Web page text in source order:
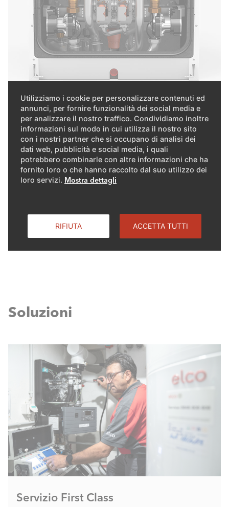
Utilizziamo i cookie per personalizzare contenuti ed
annunci, per fornire funzionalità dei social media e
per analizzare il nostro traffico. Condividiamo inoltre
informazioni sul modo in cui utilizza il nostro sito
con i nostri partner che si occupano di analisi dei
dati web, pubblicità e social media, i quali
potrebbero combinarle con altre informazioni che ha
fornito loro o che hanno raccolto dal suo utilizzo dei
loro servizi. Mostra dettagli
RIFIUTA ACCETTA TUTTI
L'integrazione di componenti essenziali all'interno della
caldaia, come la pompa e le valvole di ritegno, riduce
notevolmente i tempi di installazione, i costi e lo spazio
necessario. Grazie al nuovo regolatore intuitivo e
all'ampia gamma di accessori, l'installazione si effettua in
modo estremamente rapido e semplice. Con la nostra
soluzione modulare, le singole caldaie sono già dotate di
Soluzioni
Servizio First Class